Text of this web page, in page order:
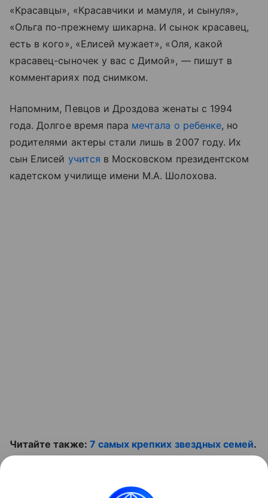
«Красавцы», «Красавчики и мамуля, и сынуля»,
«Ольга по-прежнему шикарна. И сынок красавец,
есть в кого», «Елисей мужает», «Оля, какой
красавец-сыночек у вас с Димой», — пишут в
комментариях под снимком.
Напомним, Певцов и Дроздова женаты с 1994
года. Долгое время пара мечтала о ребенке, но
родителями актеры стали лишь в 2007 году. Их
сын Елисей учится в Московском президентском
кадетском училище имени М.А. Шолохова.
Читайте также: 7 cамых крепких звездных семей.
И смотрите интересное видео: